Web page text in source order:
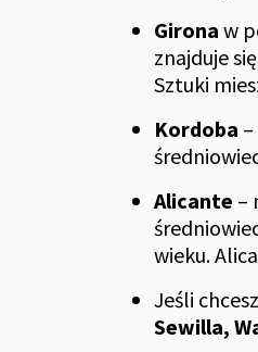
Girona w
znajduje
Sztuki
Kordoba
Alicante –
wieku.
Jeśli
Sewilla,